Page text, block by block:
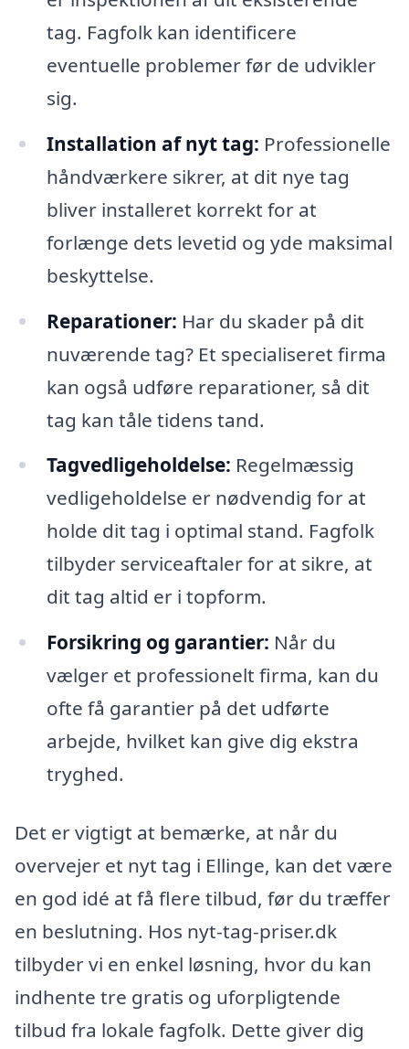
tag. Fagfolk kan identificere
eventuelle problemer før de udvikler
sig.
Installation af nyt tag: Professionelle
håndværkere sikrer, at dit nye tag
bliver installeret korrekt for at
forlænge dets levetid og yde maksimal
beskyttelse.
Reparationer: Har du skader på dit
nuværende tag? Et specialiseret firma
kan også udføre reparationer, så dit
tag kan tåle tidens tand.
Tagvedligeholdelse: Regelmæssig
vedligeholdelse er nødvendig for at
holde dit tag i optimal stand. Fagfolk
tilbyder serviceaftaler for at sikre, at
dit tag altid er i topform.
Forsikring og garantier: Når du
vælger et professionelt firma, kan du
ofte få garantier på det udførte
arbejde, hvilket kan give dig ekstra
tryghed.
Det er vigtigt at bemærke, at når du
overvejer et nyt tag i Ellinge, kan det være
en god idé at få flere tilbud, før du træffer
en beslutning. Hos nyt-tag-priser.dk
tilbyder vi en enkel løsning, hvor du kan
indhente tre gratis og uforpligtende
tilbud fra lokale fagfolk. Dette giver dig